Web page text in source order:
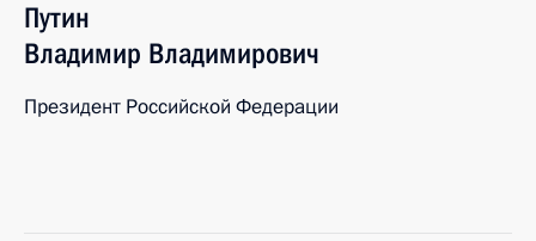
Путин
Владимир Владимирович
Президент Российской Федерации